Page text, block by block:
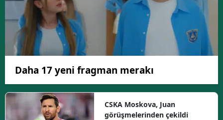
Daha 17 yeni fragman merakı
CSKA Moskova, Juan
görüşmelerinden çekildi